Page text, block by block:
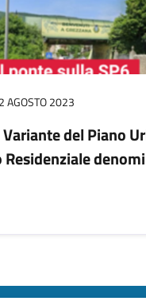
2 AGOSTO 2023
del Piano